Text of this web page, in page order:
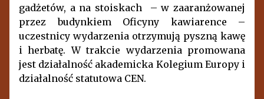
gadżetów, a na stoiskach – w zaaranżowanej
przez budynkiem Oficyny kawiarence –
uczestnicy wydarzenia otrzymują pyszną kawę
i herbatę. W trakcie wydarzenia promowana
jest działalność akademicka Kolegium Europy i
działalność statutowa CEN.